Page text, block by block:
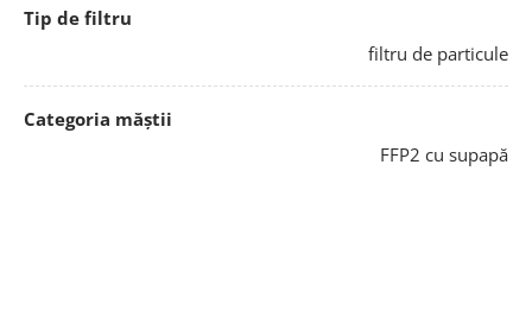
Tip de filtru
filtru de particule
Categoria măștii
FFP2 cu supapă